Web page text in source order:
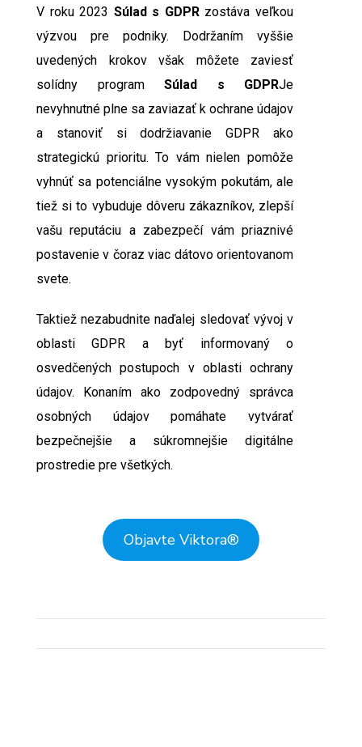
V roku 2023 Súlad s GDPRzostáva veľkou
výzvou pre podniky. Dodržaním vyššie
uvedených krokov však môžete zaviesť
solídny program Súlad s GDPRJe
nevyhnutné plne sa zaviazať k ochrane údajov
a stanoviť si dodržiavanie GDPR ako
strategickú prioritu. To vám nielen pomôže
vyhnúť sa potenciálne vysokým pokutám, ale
tiež si to vybuduje dôveru zákazníkov, zlepší
vašu reputáciu a zabezpečí vám priaznivé
postavenie v čoraz viac dátovo orientovanom
svete.
Taktiež nezabudnite naďalej sledovať vývoj v
oblasti GDPR a byť informovaný o
osvedčených postupoch v oblasti ochrany
údajov. Konaním ako zodpovedný správca
osobných údajov pomáhate vytvárať
bezpečnejšie a súkromnejšie digitálne
prostredie pre všetkých.
Objavte Viktora®